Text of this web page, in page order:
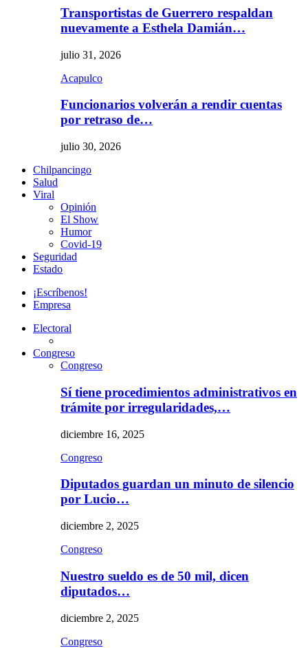
Transportistas de Guerrero respaldan
nuevamente a Esthela Damián…
julio 31, 2026
Acapulco
Funcionarios volverán a rendir cuentas
por retraso de…
julio 30, 2026
Chilpancingo
Salud
Viral
Opinión
El Show
Humor
Covid-19
Seguridad
Estado
¡Escríbenos!
Empresa
Electoral
Congreso
Congreso
Sí tiene procedimientos administrativos en
trámite por irregularidades,…
diciembre 16, 2025
Congreso
Diputados guardan un minuto de silencio
por Lucio…
diciembre 2, 2025
Congreso
Nuestro sueldo es de 50 mil, dicen
diputados…
diciembre 2, 2025
Congreso